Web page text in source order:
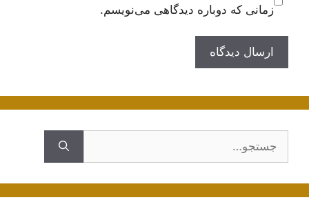
زمانی که دوباره دیدگاهی می‌نویسم.